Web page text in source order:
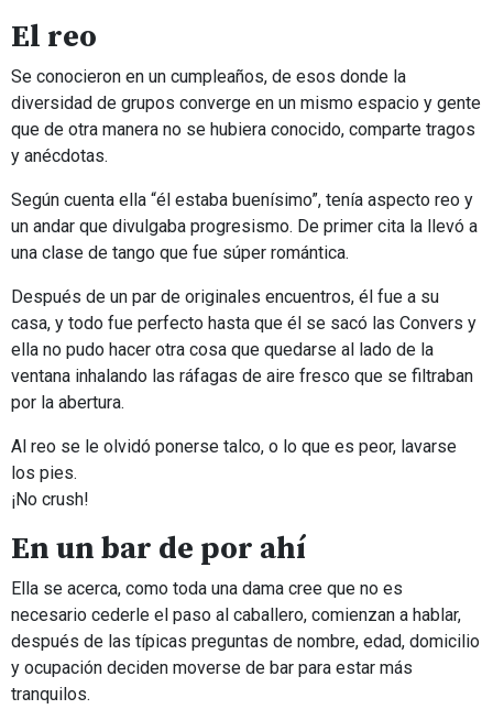
El reo
Se conocieron en un cumpleaños, de esos donde la
diversidad de grupos converge en un mismo espacio y gente
que de otra manera no se hubiera conocido, comparte tragos
y anécdotas.
Según cuenta ella “él estaba buenísimo”, tenía aspecto reo y
un andar que divulgaba progresismo. De primer cita la llevó a
una clase de tango que fue súper romántica.
Después de un par de originales encuentros, él fue a su
casa, y todo fue perfecto hasta que él se sacó las Convers y
ella no pudo hacer otra cosa que quedarse al lado de la
ventana inhalando las ráfagas de aire fresco que se filtraban
por la abertura.
Al reo se le olvidó ponerse talco, o lo que es peor, lavarse
los pies.
¡No crush!
En un bar de por ahí
Ella se acerca, como toda una dama cree que no es
necesario cederle el paso al caballero, comienzan a hablar,
después de las típicas preguntas de nombre, edad, domicilio
y ocupación deciden moverse de bar para estar más
tranquilos.